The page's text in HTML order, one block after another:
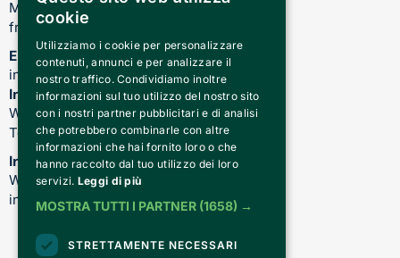
Monday-Friday:
from 17.00 to 21.00
Email
info@teatrocardinalmassaia.com
Information on shows and theater
WhatsApp: 344 410 4477
Telefono: 011 221 6128
Information about our courses
WhatsApp: 392 150 5130 -
info@chiediscena.torino.it
cookie
Utilizziamo i cookie per personalizzare
contenuti, annunci e per analizzare il
nostro traffico. Condividiamo inoltre
informazioni sul tuo utilizzo del nostro sito
con i nostri partner pubblicitari e di analisi
che potrebbero combinarle con altre
informazioni che hai fornito loro o che
hanno raccolto dal tuo utilizzo dei loro
servizi. Leggi di più
MOSTRA TUTTI I PARTNER (1658) →
STRETTAMENTE NECESSARI